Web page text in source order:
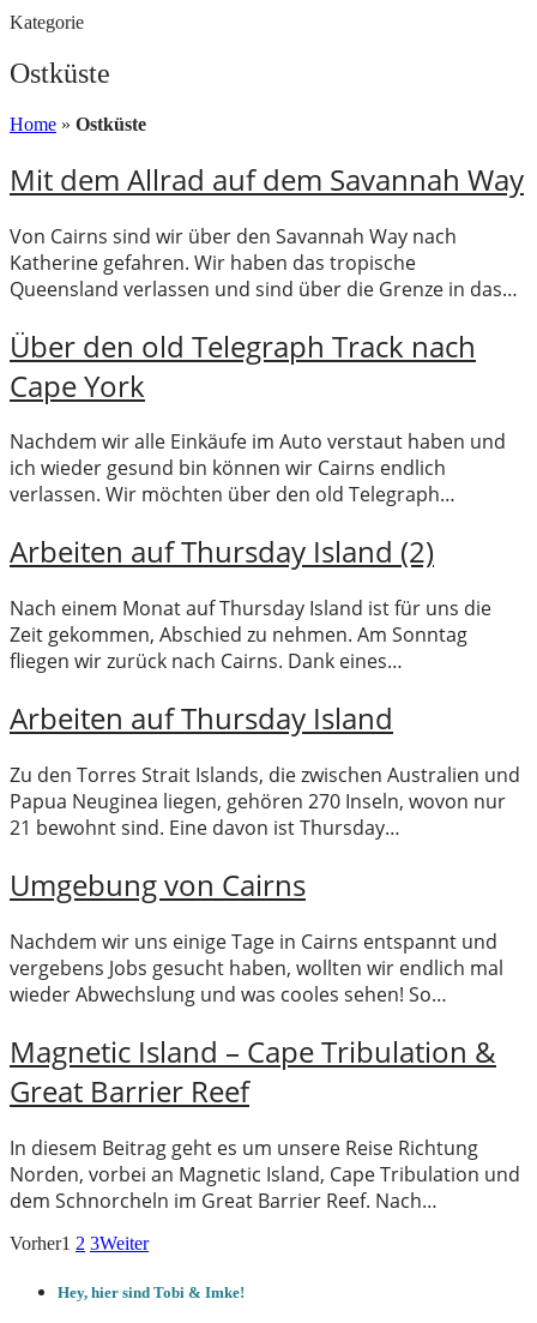
Kategorie
Ostküste
Home » Ostküste
Mit dem Allrad auf dem Savannah Way
Von Cairns sind wir über den Savannah Way nach
Katherine gefahren. Wir haben das tropische
Queensland verlassen und sind über die Grenze in das…
Über den old Telegraph Track nach
Cape York
Nachdem wir alle Einkäufe im Auto verstaut haben und
ich wieder gesund bin können wir Cairns endlich
verlassen. Wir möchten über den old Telegraph…
Arbeiten auf Thursday Island (2)
Nach einem Monat auf Thursday Island ist für uns die
Zeit gekommen, Abschied zu nehmen. Am Sonntag
fliegen wir zurück nach Cairns. Dank eines…
Arbeiten auf Thursday Island
Zu den Torres Strait Islands, die zwischen Australien und
Papua Neuginea liegen, gehören 270 Inseln, wovon nur
21 bewohnt sind. Eine davon ist Thursday…
Umgebung von Cairns
Nachdem wir uns einige Tage in Cairns entspannt und
vergebens Jobs gesucht haben, wollten wir endlich mal
wieder Abwechslung und was cooles sehen! So…
Magnetic Island – Cape Tribulation &
Great Barrier Reef
In diesem Beitrag geht es um unsere Reise Richtung
Norden, vorbei an Magnetic Island, Cape Tribulation und
dem Schnorcheln im Great Barrier Reef. Nach…
Vorher1 2 3Weiter
Hey, hier sind Tobi & Imke!